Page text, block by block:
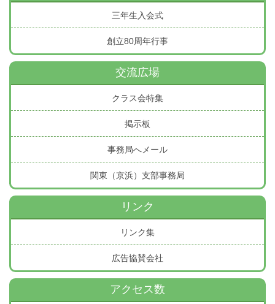
三年生入会式
創立80周年行事
交流広場
クラス会特集
掲示板
事務局へメール
関東（京浜）支部事務局
リンク
リンク集
広告協賛会社
アクセス数